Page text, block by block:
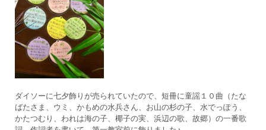
ダイソーに七夕飾りが売られていたので、短冊に童謡１０曲（たな
ばたさま、ウミ、かもめの水兵さん、お山の杉の子、水でっぽう、
かたつむり、われは海の子、椰子の実、浜辺の歌、故郷）の一番歌